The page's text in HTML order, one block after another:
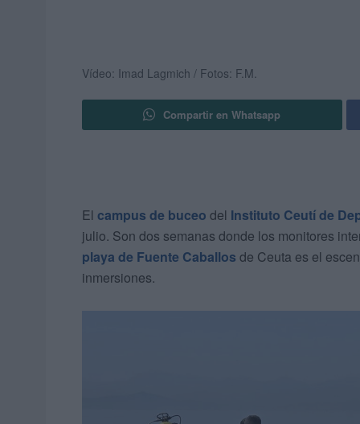
Vídeo: Imad Lagmich / Fotos: F.M.
Compartir en Whatsapp
El campus de buceo del Instituto Ceutí de
julio. Son dos semanas donde los monitores
playa de Fuente Caballos de Ceuta es el
inmersiones.